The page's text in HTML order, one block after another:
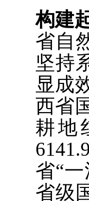
构建
省自
坚持
显成
西省
耕地
省“
省级